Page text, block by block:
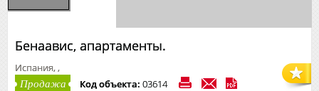
Бенаавис, апартаменты.
Испания, ,
Продажа Код объекта: 03614